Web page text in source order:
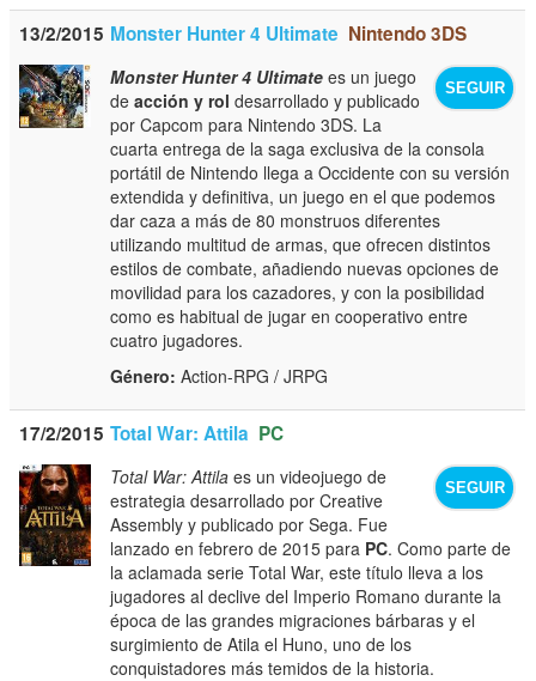
13/2/2015 Monster Hunter 4 Ultimate Nintendo 3DS
SEGUIR
Monster Hunter 4 Ultimate es un juego
deacción y rol desarrollado y publicado
por Capcom para Nintendo 3DS. La
cuarta entrega de la saga exclusiva de la consola
portátil de Nintendo llega a Occidente con su versión
extendida y definitiva, un juego en el que podemos
dar caza a más de 80 monstruos diferentes
utilizando multitud de armas, que ofrecen distintos
estilos de combate, añadiendo nuevas opciones de
movilidad para los cazadores, y con la posibilidad
como es habitual de jugar en cooperativo entre
cuatro jugadores.
Género: Action-RPG / JRPG
17/2/2015 Total War: Attila PC
SEGUIR
Total War: Attila es un videojuego de
estrategia desarrollado por Creative
Assembly y publicado por Sega. Fue
lanzado en febrero de 2015 para PC. Como parte de
la aclamada serie Total War, este título lleva a los
jugadores al declive del Imperio Romano durante la
época de las grandes migraciones bárbaras y el
surgimiento de Atila el Huno, uno de los
conquistadores más temidos de la historia.